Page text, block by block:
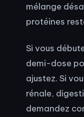
mélange
protéines
Si vous
demi-dose
ajustez. Si
rénale,
demandez